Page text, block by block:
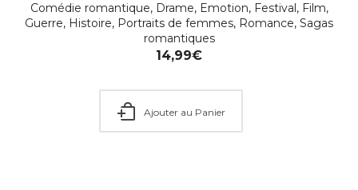
Comédie romantique, Drame, Emotion, Festival, Film,
Guerre, Histoire, Portraits de femmes, Romance, Sagas
romantiques
14,99€
Ajouter au Panier